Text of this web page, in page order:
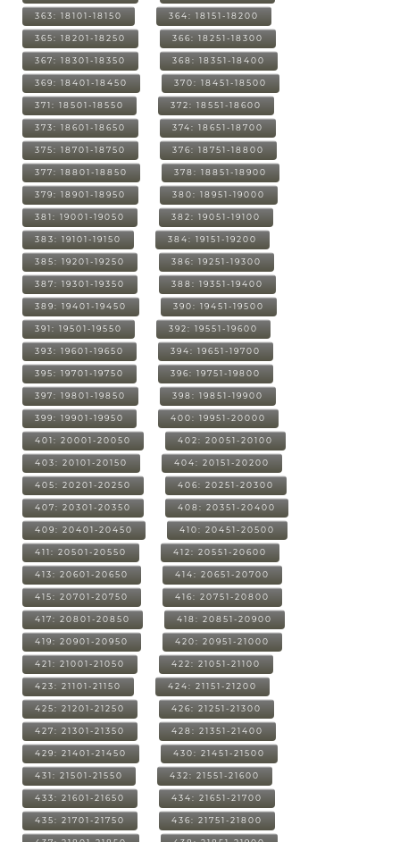
363: 18101-18150 364: 18151-18200
365: 18201-18250 366: 18251-18300
367: 18301-18350 368: 18351-18400
369: 18401-18450 370: 18451-18500
371: 18501-18550 372: 18551-18600
373: 18601-18650 374: 18651-18700
375: 18701-18750 376: 18751-18800
377: 18801-18850 378: 18851-18900
379: 18901-18950 380: 18951-19000
381: 19001-19050 382: 19051-19100
383: 19101-19150 384: 19151-19200
385: 19201-19250 386: 19251-19300
387: 19301-19350 388: 19351-19400
389: 19401-19450 390: 19451-19500
391: 19501-19550 392: 19551-19600
393: 19601-19650 394: 19651-19700
395: 19701-19750 396: 19751-19800
397: 19801-19850 398: 19851-19900
399: 19901-19950 400: 19951-20000
401: 20001-20050 402: 20051-20100
403: 20101-20150 404: 20151-20200
405: 20201-20250 406: 20251-20300
407: 20301-20350 408: 20351-20400
409: 20401-20450 410: 20451-20500
411: 20501-20550 412: 20551-20600
413: 20601-20650 414: 20651-20700
415: 20701-20750 416: 20751-20800
417: 20801-20850 418: 20851-20900
419: 20901-20950 420: 20951-21000
421: 21001-21050 422: 21051-21100
423: 21101-21150 424: 21151-21200
425: 21201-21250 426: 21251-21300
427: 21301-21350 428: 21351-21400
429: 21401-21450 430: 21451-21500
431: 21501-21550 432: 21551-21600
433: 21601-21650 434: 21651-21700
435: 21701-21750 436: 21751-21800